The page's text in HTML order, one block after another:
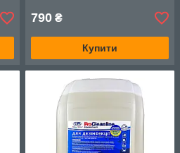
790 ₴
Купити